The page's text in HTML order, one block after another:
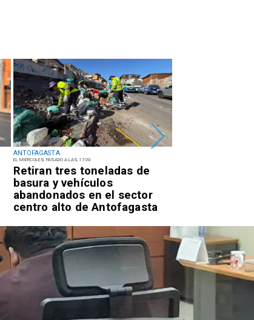
ANTOFAGASTA
EL MIÉRCOLES PASADO A LAS 17:09
Retiran tres toneladas de
basura y vehículos
abandonados en el sector
centro alto de Antofagasta